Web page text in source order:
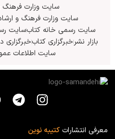
سایت وزارت فرهنگ
سایت وزارت فرهنگ و
سایت رسمی خانه کتابسایت
بازار نشرخبرگزاری کتابخبرگزاری
سایت اطلاعات
معرفی انتشاراتکتیبه نوین